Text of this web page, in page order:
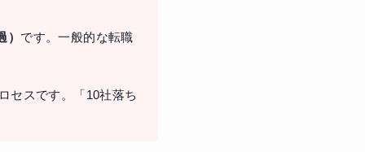
です。一般的な転職
セスです。「10社落ち